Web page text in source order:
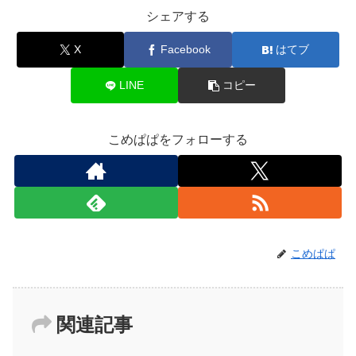
シェアする
X Facebook はてブ
LINE コピー
こめぱぱをフォローする
こめぱぱ
関連記事